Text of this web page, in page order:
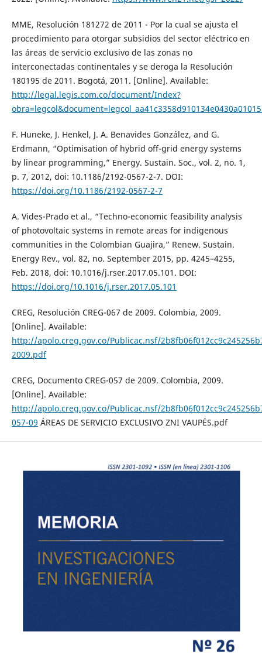
MME, Resolución 181272 de 2011 - Por la cual se ajusta el
procedimiento para otorgar subsidios del sector eléctrico en
las áreas de servicio exclusivo de las zonas no
interconectadas continentales y se deroga la Resolución
180195 de 2011. Bogotá, 2011. [Online]. Available:
http://legal.legis.com.co/document/Index?
F. Huneke, J. Henkel, J. A. Benavides González, and G.
Erdmann, “Optimisation of hybrid off-grid energy systems
by linear programming,” Energy. Sustain. Soc., vol. 2, no. 1,
p. 7, 2012, doi: 10.1186/2192-0567-2-7. DOI:
https://doi.org/10.1186/2192-0567-2-7
A. Vides-Prado et al., “Techno-economic feasibility analysis
of photovoltaic systems in remote areas for indigenous
communities in the Colombian Guajira,” Renew. Sustain.
Energy Rev., vol. 82, no. September 2015, pp. 4245–4255,
Feb. 2018, doi: 10.1016/j.rser.2017.05.101. DOI:
https://doi.org/10.1016/j.rser.2017.05.101
CREG, Resolución CREG-067 de 2009. Colombia, 2009.
[Online]. Available:
http://apolo.creg.gov.co/Publicac.nsf/
2009.pdf
CREG, Documento CREG-057 de 2009. Colombia, 2009.
[Online]. Available:
http://apolo.creg.gov.co/Publicac.nsf/
057-09 ÁREAS DE SERVICIO EXCLUSIVO ZNI VAUPÉS.pdf